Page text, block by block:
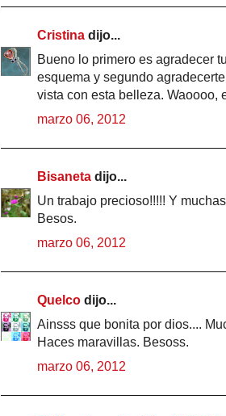
Cristina dijo...
Bueno lo primero es agradecer
esquema y segundo
vista con esta belleza. Waoooo,
marzo 06, 2012
Bisaneta dijo...
Un trabajo precioso!!!!! Y
Besos.
marzo 06, 2012
Quelco dijo...
Ainsss que bonita por dios....
Haces maravillas. Besoss.
marzo 06, 2012